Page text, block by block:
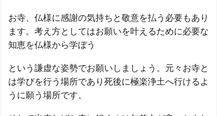
お寺、仏様に感謝の気持ちと敬意を払う必要もあり
ます。考え方としてはお願いを叶えるために必要な
知恵を仏様から学ぼう
という謙虚な姿勢でお願いしましょう。元々お寺と
は学びを行う場所であり死後に極楽浄土へ行けるよ
うに願う場所です。